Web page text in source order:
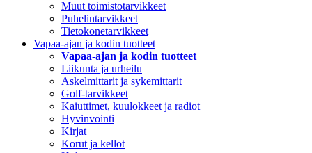
Muut toimistotarvikkeet
Puhelintarvikkeet
Tietokonetarvikkeet
Vapaa-ajan ja kodin tuotteet
Vapaa-ajan ja kodin tuotteet
Liikunta ja urheilu
Askelmittarit ja sykemittarit
Golf-tarvikkeet
Kaiuttimet, kuulokkeet ja radiot
Hyvinvointi
Kirjat
Korut ja kellot